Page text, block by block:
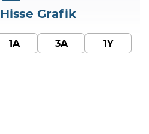
Hisse Grafik
1A 3A 1Y